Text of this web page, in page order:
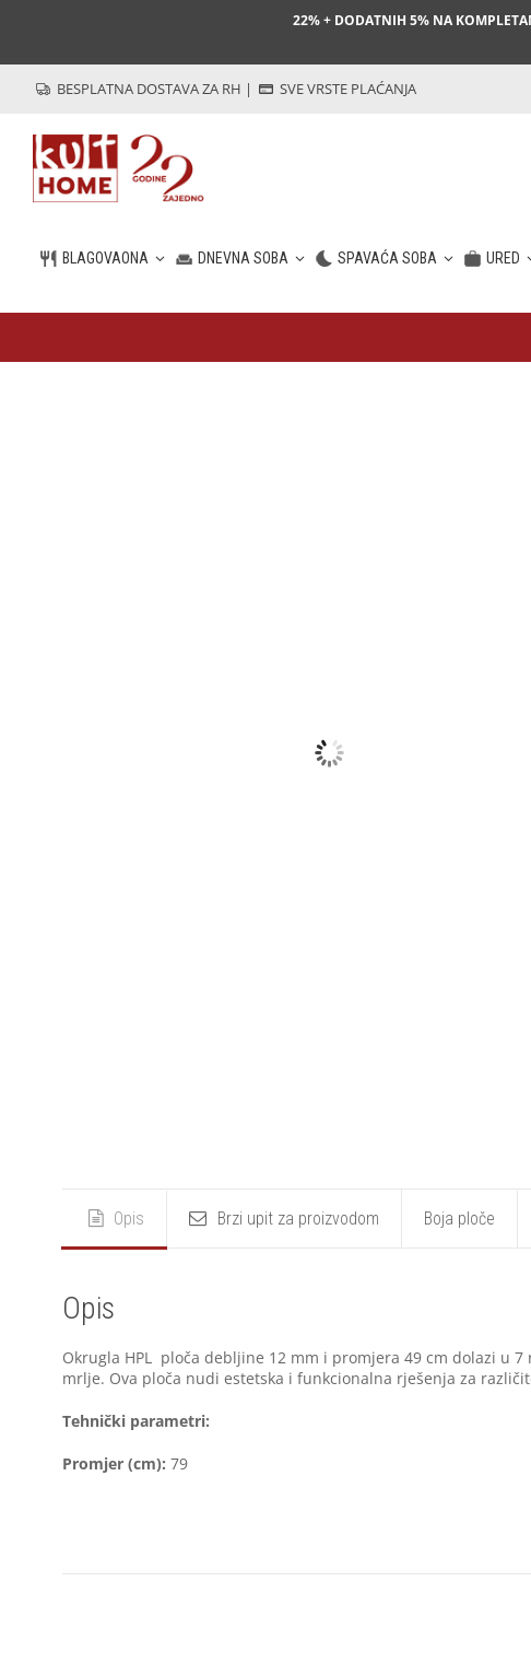
22% + DODATNIH 5% NA
BESPLATNA DOSTAVA ZA RH | SVE VRSTE PLAĆANJA
BLAGOVAONA DNEVNA SOBA SPAVAĆA SOBA URED
HR
Opis Brzi upit za proizvodom Boja ploče
Opis
Okrugla HPL ploča debljine 12 mm i promjera 49 cm dolazi u
mrlje. Ova ploča nudi estetska i funkcionalna rješenja za
Tehnički parametri:
Promjer (cm): 79